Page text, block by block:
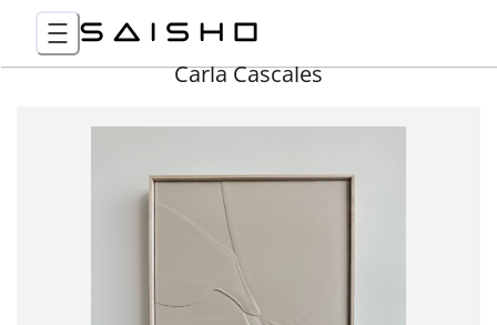
Carla Cascales